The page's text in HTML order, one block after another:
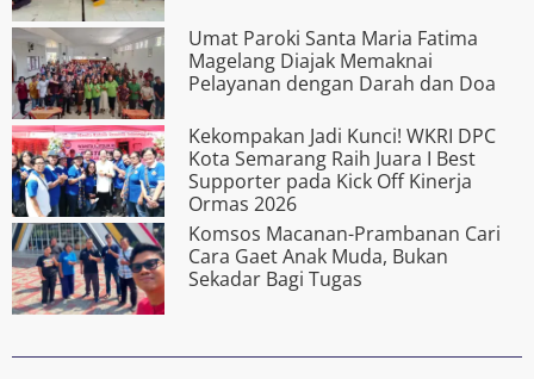
Umat Paroki Santa Maria Fatima
Magelang Diajak Memaknai
Pelayanan dengan Darah dan Doa
Kekompakan Jadi Kunci! WKRI DPC
Kota Semarang Raih Juara I Best
Supporter pada Kick Off Kinerja
Ormas 2026
Komsos Macanan-Prambanan Cari
Cara Gaet Anak Muda, Bukan
Sekadar Bagi Tugas